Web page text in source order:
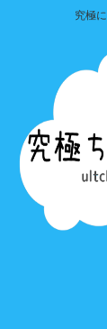
究極